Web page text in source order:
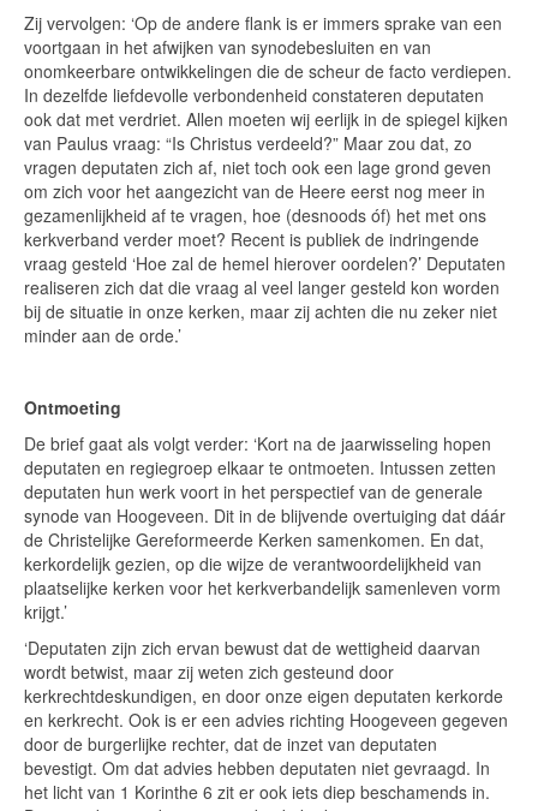
Zij vervolgen: ‘Op de andere flank is er immers sprake van een
voortgaan in het afwijken van synodebesluiten en van
onomkeerbare ontwikkelingen die de scheur de facto verdiepen.
In dezelfde liefdevolle verbondenheid constateren deputaten
ook dat met verdriet. Allen moeten wij eerlijk in de spiegel kijken
van Paulus vraag: “Is Christus verdeeld?” Maar zou dat, zo
vragen deputaten zich af, niet toch ook een lage grond geven
om zich voor het aangezicht van de Heere eerst nog meer in
gezamenlijkheid af te vragen, hoe (desnoods óf) het met ons
kerkverband verder moet? Recent is publiek de indringende
vraag gesteld ‘Hoe zal de hemel hierover oordelen?’ Deputaten
realiseren zich dat die vraag al veel langer gesteld kon worden
bij de situatie in onze kerken, maar zij achten die nu zeker niet
minder aan de orde.’
Ontmoeting
De brief gaat als volgt verder: ‘Kort na de jaarwisseling hopen
deputaten en regiegroep elkaar te ontmoeten. Intussen zetten
deputaten hun werk voort in het perspectief van de generale
synode van Hoogeveen. Dit in de blijvende overtuiging dat dáár
de Christelijke Gereformeerde Kerken samenkomen. En dat,
kerkordelijk gezien, op die wijze de verantwoordelijkheid van
plaatselijke kerken voor het kerkverbandelijk samenleven vorm
krijgt.’
‘Deputaten zijn zich ervan bewust dat de wettigheid daarvan
wordt betwist, maar zij weten zich gesteund door
kerkrechtdeskundigen, en door onze eigen deputaten kerkorde
en kerkrecht. Ook is er een advies richting Hoogeveen gegeven
door de burgerlijke rechter, dat de inzet van deputaten
bevestigt. Om dat advies hebben deputaten niet gevraagd. In
het licht van 1 Korinthe 6 zit er ook iets diep beschamends in.